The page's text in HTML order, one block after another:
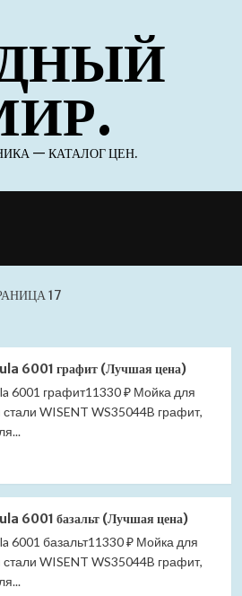
— КАТАЛОГ ЦЕН.
17
6001 графит (Лучшая цена)
6001 графит11330 ₽ Мойка для
WISENT WS35044B графит,
6001 базальт (Лучшая цена)
6001 базальт11330 ₽ Мойка для
WISENT WS35044B графит,